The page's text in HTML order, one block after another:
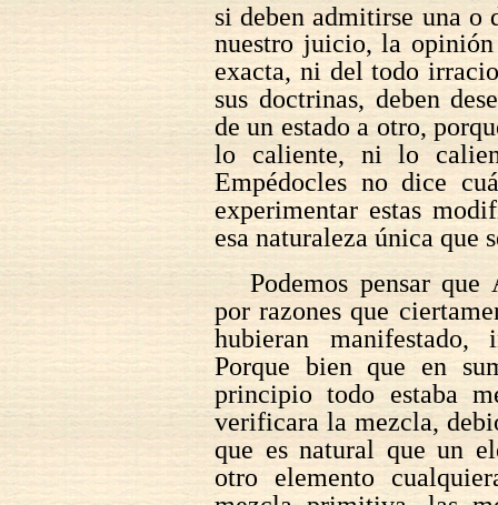
si deben admitirse una o
nuestro juicio, la
exacta, ni del todo
sus doctrinas, deben
de un estado a otro,
lo caliente, ni lo
Empédocles no dice
experimentar estas
esa naturaleza única que
Podemos pensar que
por razones que
hubieran manifestado,
Porque bien que en
principio todo estaba
verificara la mezcla,
que es natural que un
otro elemento